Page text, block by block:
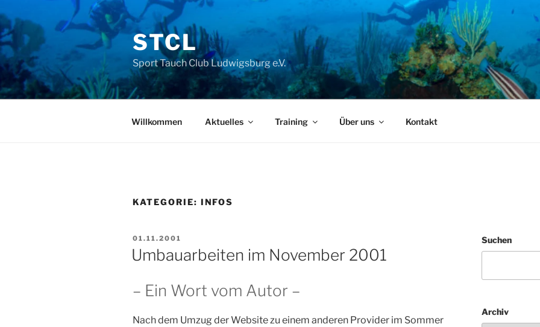
Inhalt
springen
STCL
Sport Tauch Club Ludwigsburg e.V.
Willkommen Aktuelles Training Über uns Kontakt
KATEGORIE: INFOS
VERÖFFENTLICHT
AM
01.11.2001
Umbauarbeiten im November 2001
– Ein Wort vom Autor –
Nach dem Umzug der Website zu einem anderen Provider im Sommer
Suchen
Archiv